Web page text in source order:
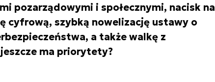
pozarządowymi i społecznymi, nacisk na
cyfrową, szybką nowelizację ustawy o
a także walkę z
ma priorytety?